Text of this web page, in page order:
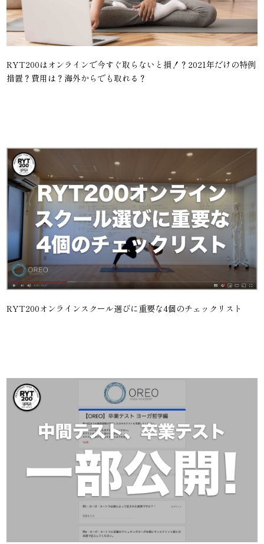
RYT200はオンラインで今すぐ取らないと損！？2021年だけの特例
措置？費用は？海外からでも取れる？
RYT200オンラインスクール選びに重要な4個のチェックリスト